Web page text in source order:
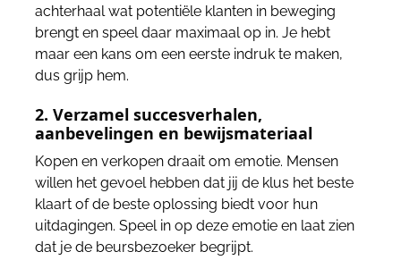
achterhaal wat potentiële klanten in beweging
brengt en speel daar maximaal op in. Je hebt
maar een kans om een eerste indruk te maken,
dus grijp hem.
2. Verzamel succesverhalen,
aanbevelingen en bewijsmateriaal
Kopen en verkopen draait om emotie. Mensen
willen het gevoel hebben dat jij de klus het beste
klaart of de beste oplossing biedt voor hun
uitdagingen. Speel in op deze emotie en laat zien
dat je de beursbezoeker begrijpt.